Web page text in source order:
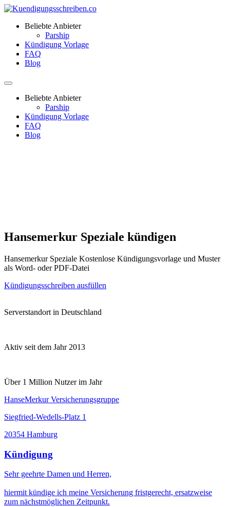
Beliebte Anbieter
Parship
Kündigung Vorlage
FAQ
Blog
Beliebte Anbieter
Parship
Kündigung Vorlage
FAQ
Blog
Hansemerkur Speziale kündigen
Hansemerkur Speziale Kostenlose Kündigungsvorlage und Muster
als Word- oder PDF-Datei
Kündigungsschreiben ausfüllen
Serverstandort in Deutschland
Aktiv seit dem Jahr 2013
Über 1 Million Nutzer im Jahr
HanseMerkur Versicherungsgruppe
Siegfried-Wedells-Platz 1
20354 Hamburg
Kündigung
Sehr geehrte Damen und Herren,
hiermit kündige ich meine Versicherung fristgerecht, ersatzweise
zum nächstmöglichen Zeitpunkt.